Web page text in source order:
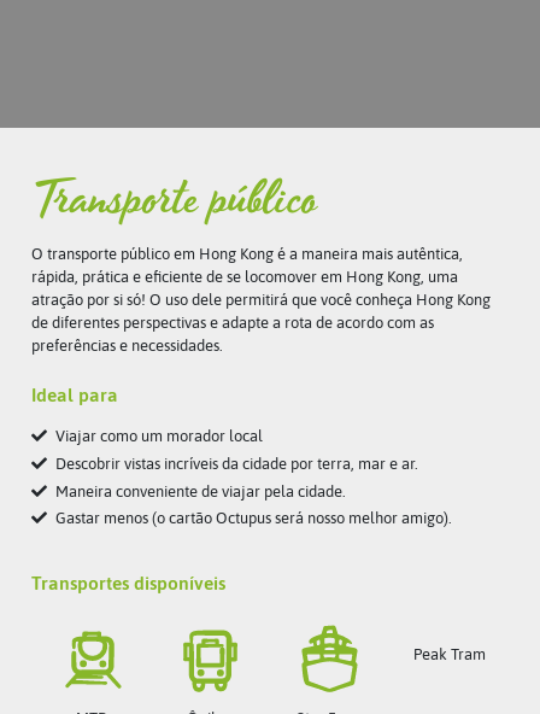
Transporte público
O transporte público em Hong Kong é a maneira mais autêntica,
rápida, prática e eficiente de se locomover em Hong Kong, uma
atração por si só! O uso dele permitirá que você conheça Hong Kong
de diferentes perspectivas e adapte a rota de acordo com as
preferências e necessidades.
Ideal para
Viajar como um morador local
Descobrir vistas incríveis da cidade por terra, mar e ar.
Maneira conveniente de viajar pela cidade.
Gastar menos (o cartão Octupus será nosso melhor amigo).
Transportes disponíveis
Peak Tram